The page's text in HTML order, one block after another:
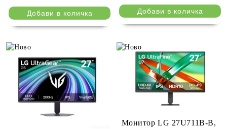
FreeSync, G-SYNC
compatibility, HDR 10,
sRGB 99%, HDMI,
Headphone out, Black
AMD FreeSync, G-SYNC
Compatible, VRR, HDMI,
DisplayPort, Headphone Out,
Stabilizer,Tilt/Height/Swivel/
Black
Монитор LG 27U711B-B,